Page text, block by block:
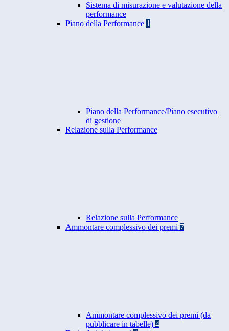
Sistema di misurazione e valutazione della
performance
Piano della Performance 1
Piano della Performance/Piano esecutivo
di gestione
Relazione sulla Performance
Relazione sulla Performance
Ammontare complessivo dei premi 7
Ammontare complessivo dei premi (da
pubblicare in tabelle) 4